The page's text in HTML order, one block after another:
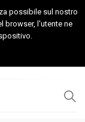
Capitanata
possibile sul nostro
browser, l'utente ne